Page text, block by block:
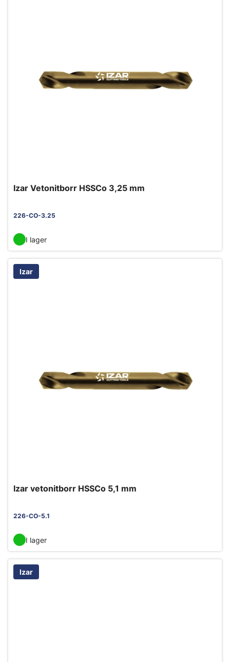
Izar Vetonitborr HSSCo 3,25 mm
226-CO-3.25
I lager
Izar
Izar vetonitborr HSSCo 5,1 mm
226-CO-5.1
I lager
Izar